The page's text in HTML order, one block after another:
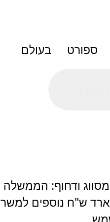
ספורט בעולם
מסווג ודחוף: הממשלה
ש"ח נוספים